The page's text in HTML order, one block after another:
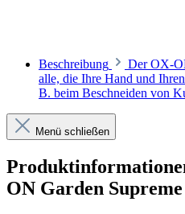
Beschreibung
Der OX-
alle, die Ihre Hand und
B. beim Beschneiden von
Menü schließen
ON Garden